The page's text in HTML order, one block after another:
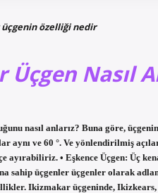
özelliği nedir
Üçgen Nasıl
nasıl anlarız? Buna göre,
aynı ve 60 °. Ve yönlendirilmiş
ayırabiliriz. • Eşkence Üçgen: Üç
sahip üçgenler üçgenler olarak
Ikizmakar üçgeninde,